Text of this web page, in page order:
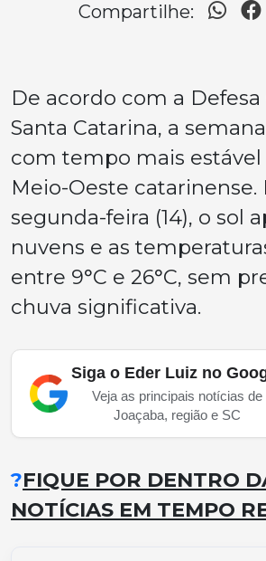
Compartilhe:
De acordo com a Defesa
Santa Catarina, a
com tempo mais estável
Meio-Oeste catarinense.
segunda-feira (14), o sol
nuvens e as
entre 9°C e 26°C, sem
chuva significativa.
Siga o Eder Luiz no
Veja as principais notícias de
Joaçaba, região e SC
?FIQUE POR DENTRO
NOTÍCIAS EM TEMPO